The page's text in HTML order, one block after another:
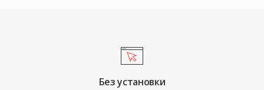
Без установки